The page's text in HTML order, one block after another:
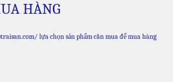
HÀNG
lựa chọn sản phẩm cần mua để mua hàng